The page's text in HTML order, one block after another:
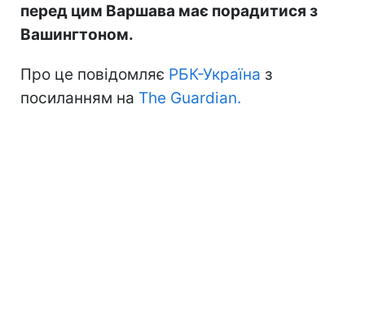
перед цим Варшава має порадитися з
Вашингтоном.
Про це повідомляє РБК-Україна з
посиланням на The Guardian.